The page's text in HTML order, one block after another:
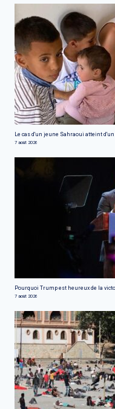
Le cas d'un jeune Sahraoui atteint d'un
7 août 2026
Pourquoi Trump est heureux de la
7 août 2026